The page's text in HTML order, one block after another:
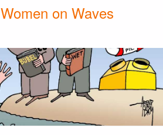
Women on Waves